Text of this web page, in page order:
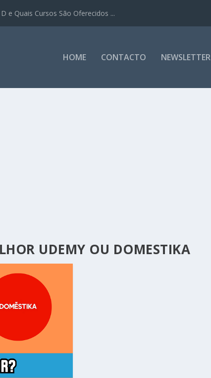
e Quais Cursos São Oferecidos ...
HOME CONTACTO NEWSLETTER
UDEMY OU DOMESTIKA